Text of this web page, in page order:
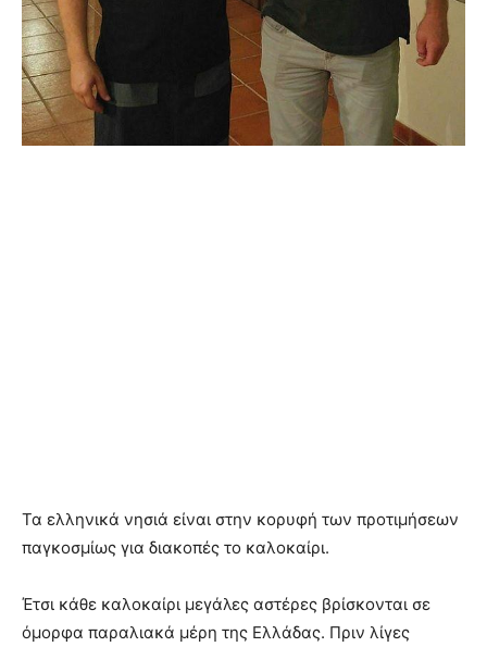
Τα ελληνικά νησιά είναι στην κορυφή των προτιμήσεων
παγκοσμίως για διακοπές το καλοκαίρι.
Έτσι κάθε καλοκαίρι μεγάλες αστέρες βρίσκονται σε
όμορφα παραλιακά μέρη της Ελλάδας. Πριν λίγες